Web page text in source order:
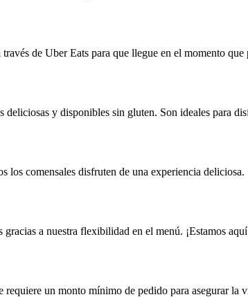
de Uber Eats para que llegue en el momento que
y disponibles sin gluten. Son ideales para
los comensales disfruten de una experiencia deliciosa.
a nuestra flexibilidad en el menú. ¡Estamos
un monto mínimo de pedido para asegurar la